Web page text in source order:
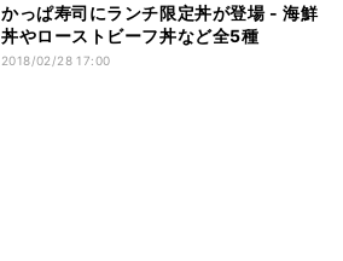
かっぱ寿司にランチ限定丼が登場 - 海鮮
丼やローストビーフ丼など全5種
2018/02/28 17:00